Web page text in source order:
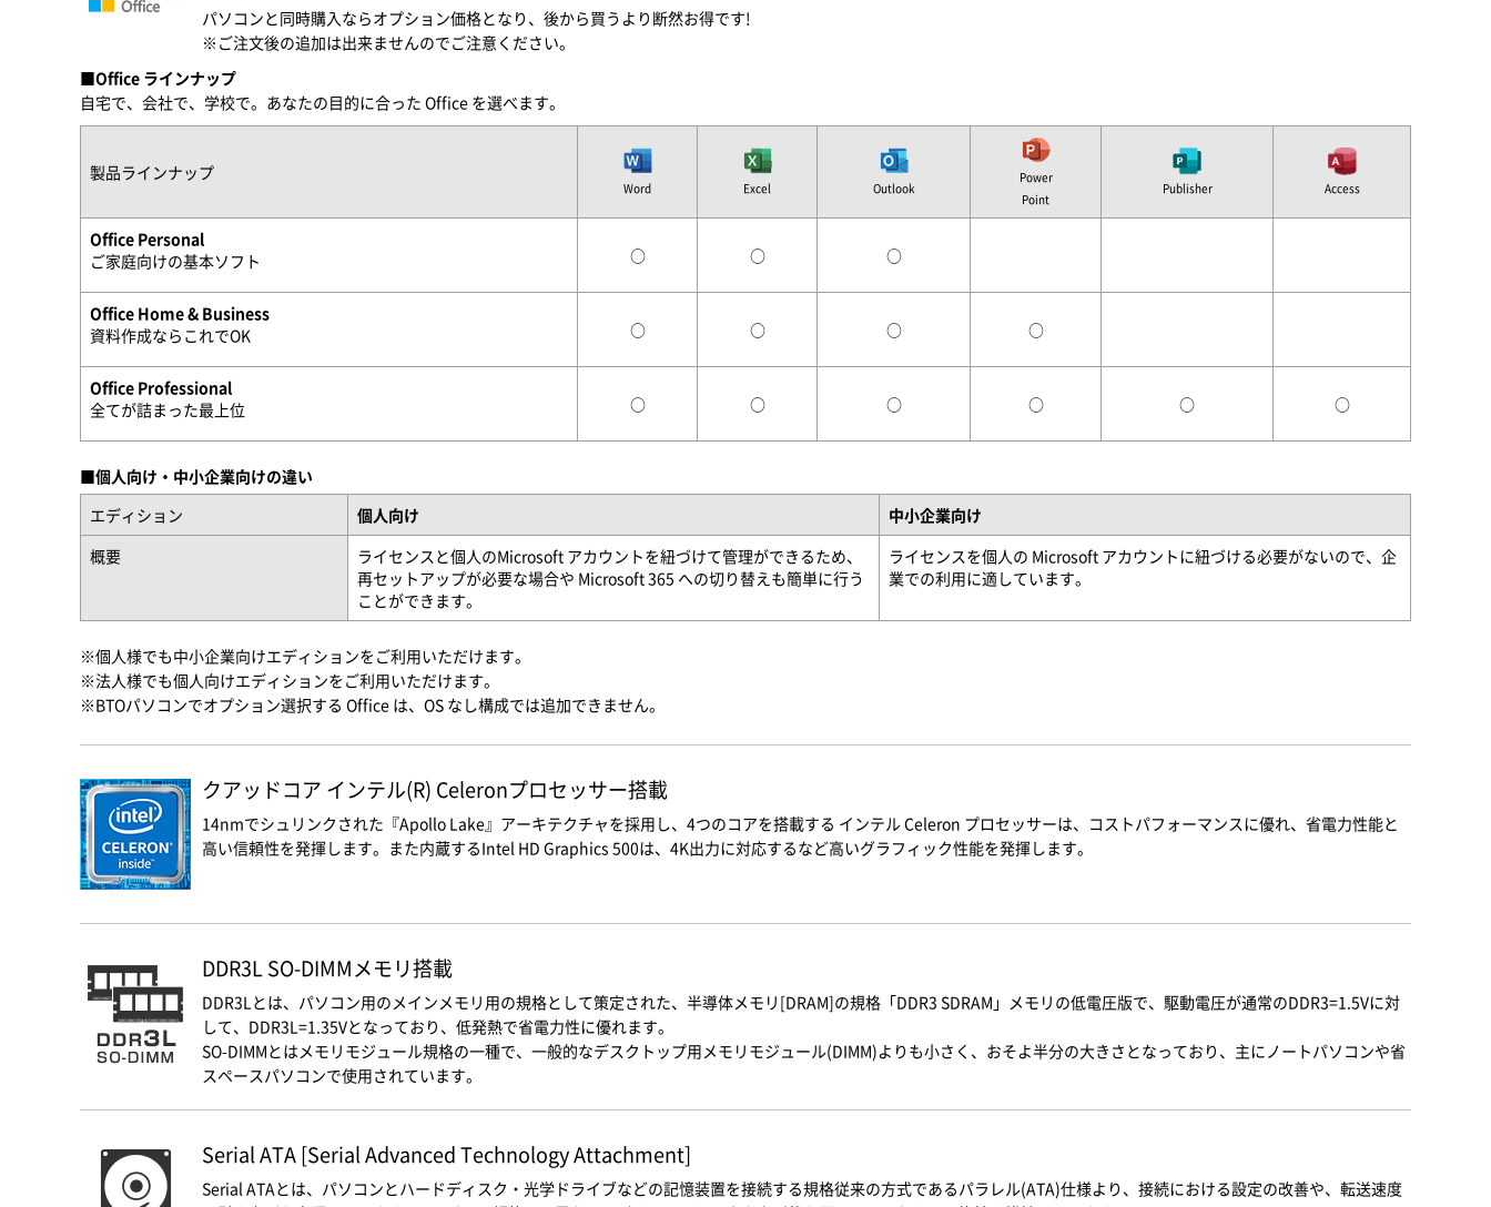
パソコンと同時購入ならオプション価格となり、後から買うより断然お得です!
※ご注文後の追加は出来ませんのでご注意ください。
■Office ラインナップ
自宅で、会社で、学校で。あなたの目的に合った Office を選べます。
製品ラインナップ
Word Excel Outlook
Power
Point
Publisher Access
Office Personal
ご家庭向けの基本ソフト
○ ○ ○
Office Home & Business
資料作成ならこれでOK
○ ○ ○ ○
Office Professional
全てが詰まった最上位
○ ○ ○ ○ ○ ○
■個人向け・中小企業向けの違い
エディション
個人向け
中小企業向け
概要
ライセンスと個人のMicrosoft アカウントを紐づけて管理ができるため、
再セットアップが必要な場合や Microsoft 365 への切り替えも簡単に行う
ことができます。
ライセンスを個人の Microsoft アカウントに紐づける必要がないので、企
業での利用に適しています。
※個人様でも中小企業向けエディションをご利用いただけます。
※法人様でも個人向けエディションをご利用いただけます。
※BTOパソコンでオプション選択する Office は、OS なし構成では追加できません。
クアッドコア インテル(R) Celeronプロセッサー搭載
14nmでシュリンクされた『Apollo Lake』アーキテクチャを採用し、4つのコアを搭載する インテル Celeron プロセッサーは、コストパフォーマンスに優れ、省電力性能と
高い信頼性を発揮します。また内蔵するIntel HD Graphics 500は、4K出力に対応するなど高いグラフィック性能を発揮します。
DDR3L SO-DIMMメモリ搭載
DDR3Lとは、パソコン用のメインメモリ用の規格として策定された、半導体メモリ[DRAM]の規格「DDR3 SDRAM」メモリの低電圧版で、駆動電圧が通常のDDR3=1.5Vに対
して、DDR3L=1.35Vとなっており、低発熱で省電力性に優れます。
SO-DIMMとはメモリモジュール規格の一種で、一般的なデスクトップ用メモリモジュール(DIMM)よりも小さく、おそよ半分の大きさとなっており、主にノートパソコンや省
スペースパソコンで使用されています。
Serial ATA [Serial Advanced Technology Attachment]
Serial ATAとは、パソコンとハードディスク・光学ドライブなどの記憶装置を接続する規格従来の方式であるパラレル(ATA)仕様より、接続における設定の改善や、転送速度